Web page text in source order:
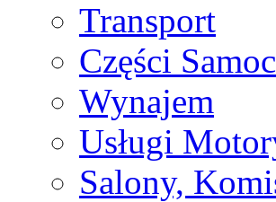
Transport
Części
Wynajem
Usługi
Salony,